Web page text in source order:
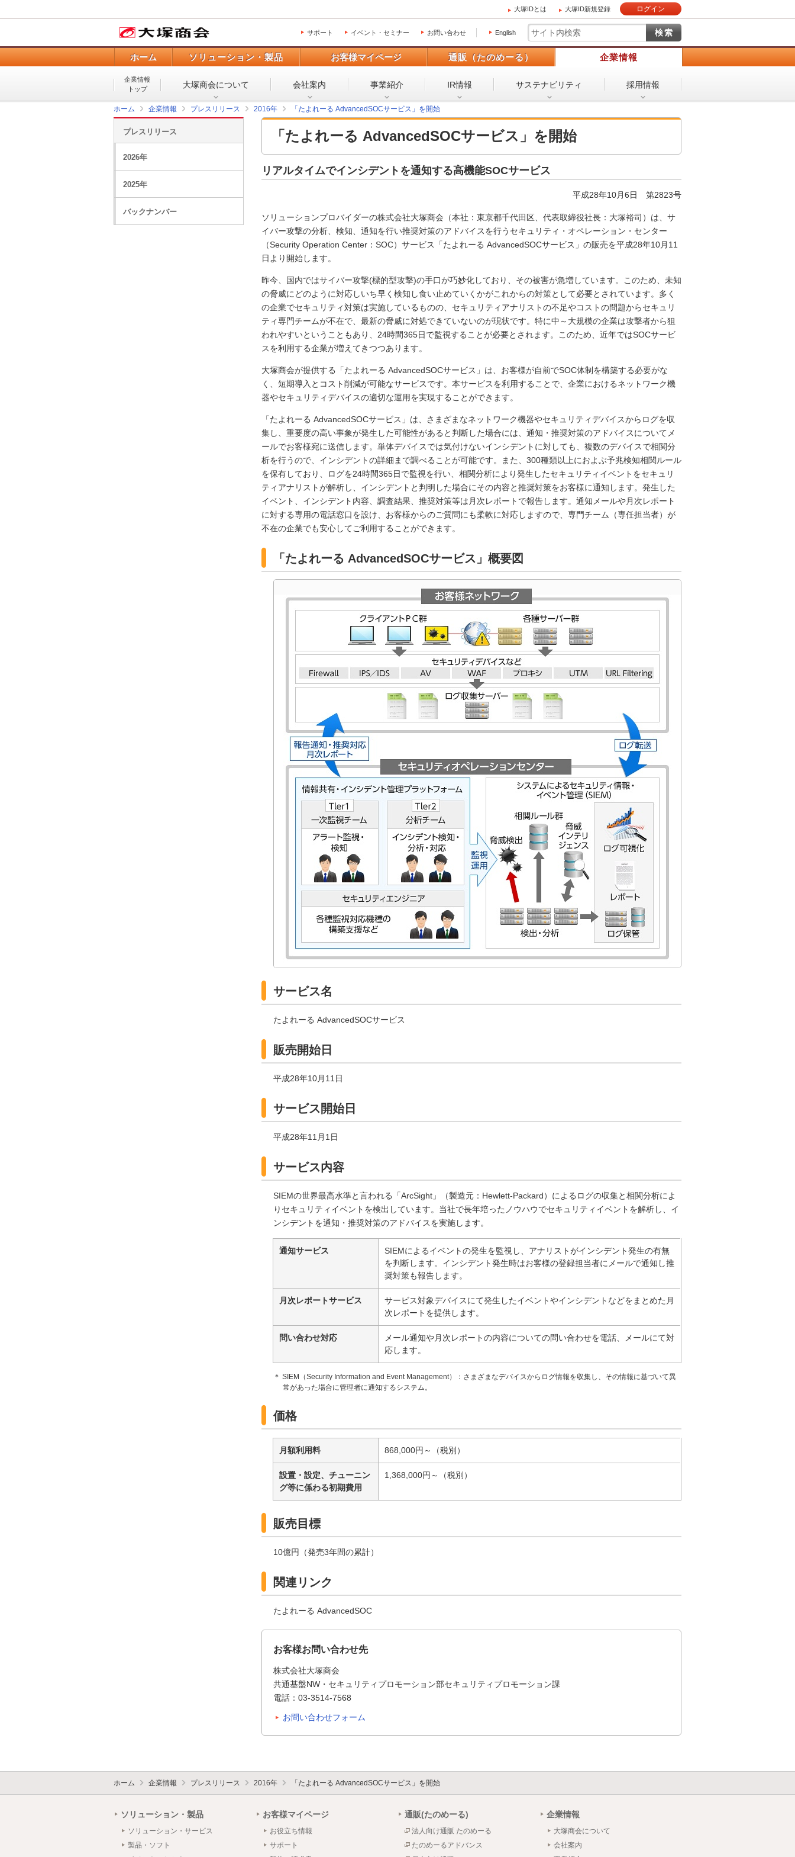
大塚IDとは 大塚ID新規登録 ログイン
サポート イベント・セミナー お問い合わせ English
ホーム ソリューション・製品 お客様マイページ 通販（たのめーる） 企業情報
企業情報
トップ
大塚商会について 会社案内 事業紹介 IR情報 サステナビリティ 採用情報
ホーム 企業情報 プレスリリース 2016年 「たよれーる AdvancedSOCサービス」を開始
「たよれーる AdvancedSOCサービス」を開始
リアルタイムでインシデントを通知する高機能SOCサービス
平成28年10月6日 第2823号
ソリューションプロバイダーの株式会社大塚商会（本社：東京都千代田区、代表取締役社長：大塚裕司）は、サ
イバー攻撃の分析、検知、通知を行い推奨対策のアドバイスを行うセキュリティ・オペレーション・センター
（Security Operation Center：SOC）サービス「たよれーる AdvancedSOCサービス」の販売を平成28年10月11
日より開始します。
昨今、国内ではサイバー攻撃(標的型攻撃)の手口が巧妙化しており、その被害が急増しています。このため、未知
の脅威にどのように対応しいち早く検知し食い止めていくかがこれからの対策として必要とされています。多く
の企業でセキュリティ対策は実施しているものの、セキュリティアナリストの不足やコストの問題からセキュリ
ティ専門チームが不在で、最新の脅威に対処できていないのが現状です。特に中～大規模の企業は攻撃者から狙
われやすいということもあり、24時間365日で監視することが必要とされます。このため、近年ではSOCサービ
スを利用する企業が増えてきつつあります。
大塚商会が提供する「たよれーる AdvancedSOCサービス」は、お客様が自前でSOC体制を構築する必要がな
く、短期導入とコスト削減が可能なサービスです。本サービスを利用することで、企業におけるネットワーク機
器やセキュリティデバイスの適切な運用を実現することができます。
「たよれーる AdvancedSOCサービス」は、さまざまなネットワーク機器やセキュリティデバイスからログを収
集し、重要度の高い事象が発生した可能性があると判断した場合には、通知・推奨対策のアドバイスについてメ
ールでお客様宛に送信します。単体デバイスでは気付けないインシデントに対しても、複数のデバイスで相関分
析を行うので、インシデントの詳細まで調べることが可能です。また、300種類以上におよぶ予兆検知相関ルール
を保有しており、ログを24時間365日で監視を行い、相関分析により発生したセキュリティイベントをセキュリ
ティアナリストが解析し、インシデントと判明した場合にその内容と推奨対策をお客様に通知します。発生した
イベント、インシデント内容、調査結果、推奨対策等は月次レポートで報告します。通知メールや月次レポート
に対する専用の電話窓口を設け、お客様からのご質問にも柔軟に対応しますので、専門チーム（専任担当者）が
不在の企業でも安心してご利用することができます。
「たよれーる AdvancedSOCサービス」概要図
サービス名
たよれーる AdvancedSOCサービス
販売開始日
平成28年10月11日
サービス開始日
平成28年11月1日
サービス内容
SIEMの世界最高水準と言われる「ArcSight」（製造元：Hewlett-Packard）によるログの収集と相関分析によ
りセキュリティイベントを検出しています。当社で長年培ったノウハウでセキュリティイベントを解析し、イ
ンシデントを通知・推奨対策のアドバイスを実施します。
通知サービス
SIEMによるイベントの発生を監視し、アナリストがインシデント発生の有無
を判断します。インシデント発生時はお客様の登録担当者にメールで通知し推
奨対策も報告します。
月次レポートサービス
サービス対象デバイスにて発生したイベントやインシデントなどをまとめた月
次レポートを提供します。
問い合わせ対応
メール通知や月次レポートの内容についての問い合わせを電話、メールにて対
応します。
＊ SIEM（Security Information and Event Management）：さまざまなデバイスからログ情報を収集し、その情報に基づいて異
常があった場合に管理者に通知するシステム。
価格
月額利用料 868,000円～（税別）
設置・設定、チューニン
グ等に係わる初期費用
1,368,000円～（税別）
販売目標
10億円（発売3年間の累計）
関連リンク
たよれーる AdvancedSOC
お客様お問い合わせ先
株式会社大塚商会
共通基盤NW・セキュリティプロモーション部セキュリティプロモーション課
電話：03-3514-7568
お問い合わせフォーム
プレスリリース
2026年
2025年
バックナンバー
ホーム 企業情報 プレスリリース 2016年 「たよれーる AdvancedSOCサービス」を開始
ソリューション・製品
ソリューション・サービス
製品・ソフト
お客様マイページ
お役立ち情報
サポート
通販(たのめーる)
法人向け通販 たのめーる
たのめーるアドバンス
企業情報
大塚商会について
会社案内